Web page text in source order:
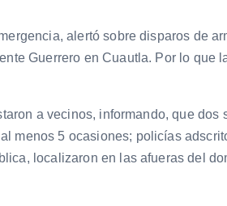
alertó sobre disparos de
Guerrero en Cuautla. Por lo que
a vecinos, informando, que dos
menos 5 ocasiones; policías
localizaron en las afueras del